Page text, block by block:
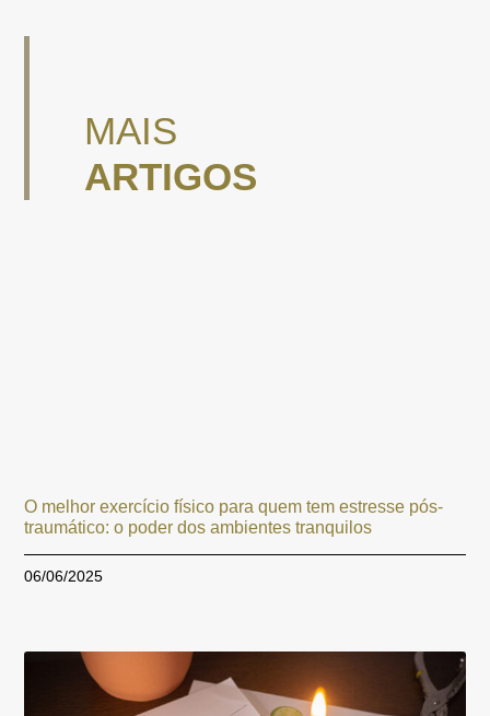
MAIS
ARTIGOS
O melhor exercício físico para quem tem estresse pós-
traumático: o poder dos ambientes tranquilos
06/06/2025